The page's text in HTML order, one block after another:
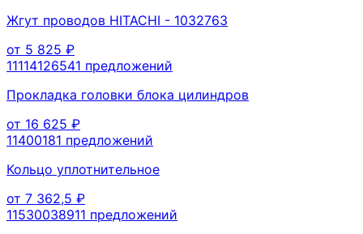
Жгут проводов HITACHI - 1032763
от 5 825 ₽
11114126541 предложений
Прокладка головки блока цилиндров
от 16 625 ₽
11400181 предложений
Кольцо уплотнительное
от 7 362,5 ₽
11530038911 предложений